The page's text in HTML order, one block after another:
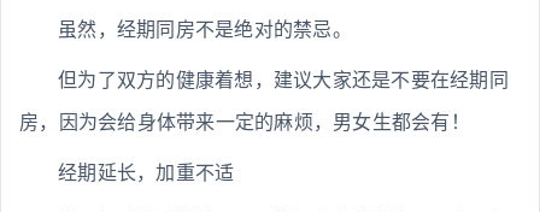
虽然，经期同房不是绝对的禁忌。
但为了双方的健康着想，建议大家还是不要在经期同
房，因为会给身体带来一定的麻烦，男女生都会有！
经期延长，加重不适